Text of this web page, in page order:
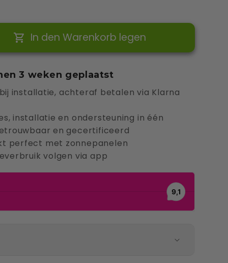
In den Warenkorb legen
3 weken geplaatst
installatie, achteraf betalen via Klarna
installatie en ondersteuning in één
en gecertificeerd
perfect met zonnepanelen
volgen via app